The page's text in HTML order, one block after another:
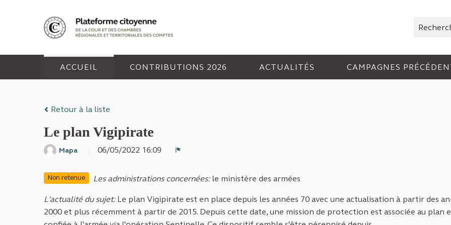
Rechercher
ACCUEIL CONTRIBUTIONS 2026 ACTUALITÉS CAMPAGNES
Retour à la liste
Le plan Vigipirate
Mapa
06/05/2022 16:09
Non retenue Les administrations concernées: le ministère des armées
L'actualité du sujet: Le plan Vigipirate est en place depuis les années 70 avec une actualisation à partir des
2000 et plus récemment à partir de 2015. Depuis cette date, une mission de protection est associée au plan